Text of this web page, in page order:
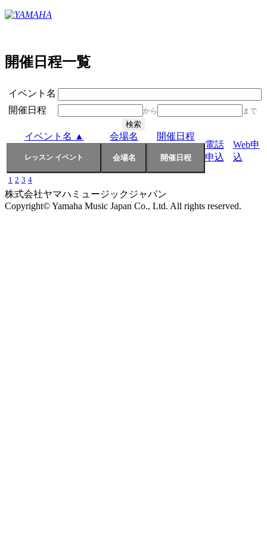
開催日程一覧
イベント名
開催日程
から まで
イベント名 ▲ 会場名
開催日程
電話
申込
Web申
込
1 2 3 4
株式会社ヤマハミュージックジャパン
Copyright© Yamaha Music Japan Co., Ltd. All rights reserved.